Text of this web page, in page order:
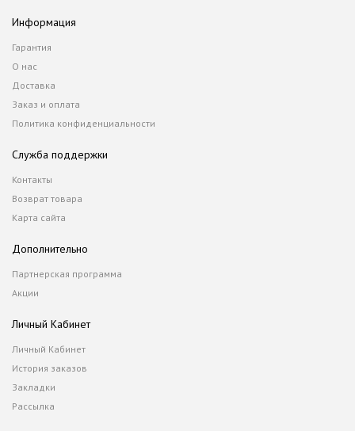
Информация
Гарантия
О нас
Доставка
Заказ и оплата
Политика конфиденциальности
Служба поддержки
Контакты
Возврат товара
Карта сайта
Дополнительно
Партнерская программа
Акции
Личный Кабинет
Личный Кабинет
История заказов
Закладки
Рассылка